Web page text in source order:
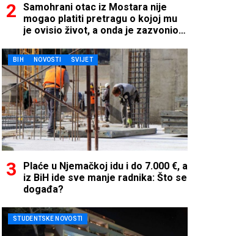
Samohrani otac iz Mostara nije
mogao platiti pretragu o kojoj mu
je ovisio život, a onda je zazvonio
BIH NOVOSTI SVIJET
Plaće u Njemačkoj idu i do 7.000 €, a
iz BiH ide sve manje radnika: Što se
događa?
STUDENTSKE NOVOSTI